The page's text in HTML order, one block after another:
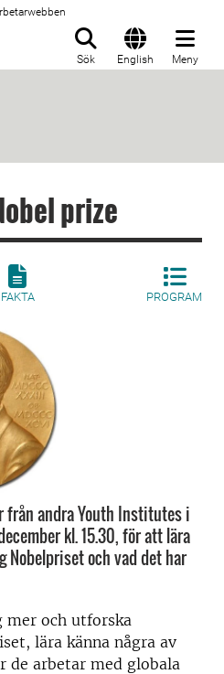
Sök English Meny
prize
FAKTA PROGRAM
från andra Youth Institutes i
kl. 15.30, för att lära
Nobelpriset och vad det har
mer och utforska
lära känna några av
de arbetar med globala